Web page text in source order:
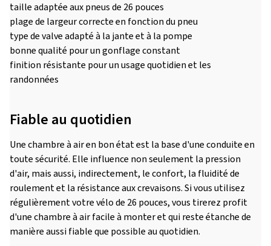
taille adaptée aux pneus de 26 pouces
plage de largeur correcte en fonction du pneu
type de valve adapté à la jante et à la pompe
bonne qualité pour un gonflage constant
finition résistante pour un usage quotidien et les
randonnées
Fiable au quotidien
Une chambre à air en bon état est la base d'une conduite en
toute sécurité. Elle influence non seulement la pression
d'air, mais aussi, indirectement, le confort, la fluidité de
roulement et la résistance aux crevaisons. Si vous utilisez
régulièrement votre vélo de 26 pouces, vous tirerez profit
d'une chambre à air facile à monter et qui reste étanche de
manière aussi fiable que possible au quotidien.